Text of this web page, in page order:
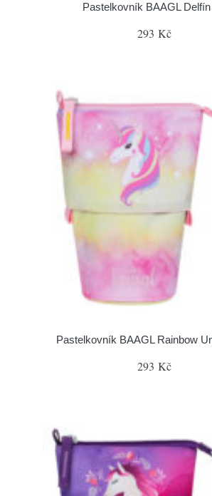
Pastelkovník BAAGL
293 Kč
Pastelkovník BAAGL Rainbow
293 Kč